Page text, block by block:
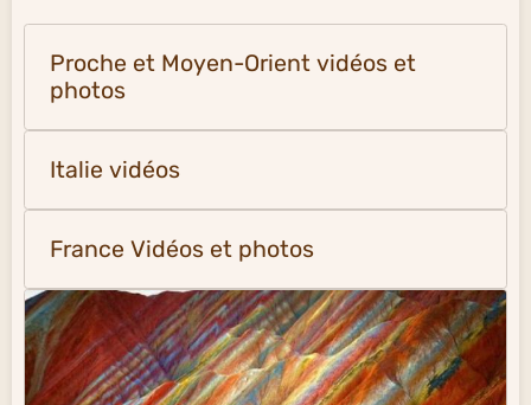
Proche et Moyen-Orient vidéos et
photos
Italie vidéos
France Vidéos et photos